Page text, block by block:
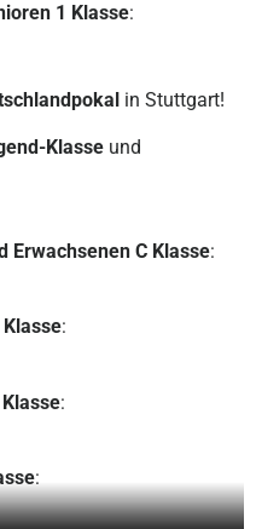
1 Klasse:
in Stuttgart!
Klasse und
Erwachsenen C Klasse:
:
:
: